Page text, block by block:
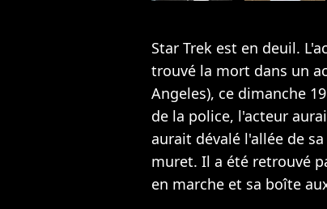
Star Trek est en deuil.
trouvé la mort dans un
Angeles), ce dimanche
de la police, l'acteur
aurait dévalé l'allée de
muret. Il a été retrouvé
en marche et sa boîte